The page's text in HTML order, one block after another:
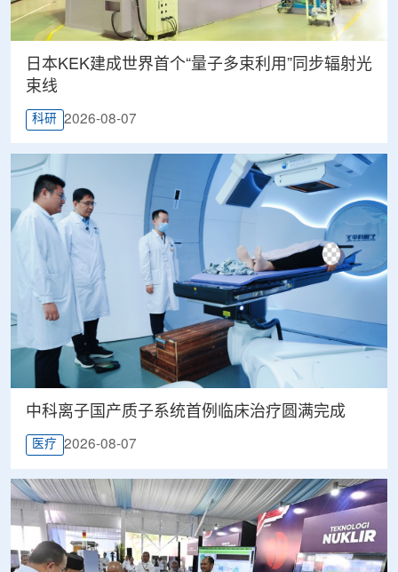
日本KEK建成世界首个“量子多束利用”同步辐射光
束线
科研 2026-08-07
中科离子国产质子系统首例临床治疗圆满完成
医疗 2026-08-07